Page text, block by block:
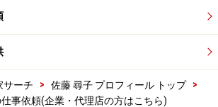
サーチ > 佐藤 尋子 プロフィール トップ
>
事依頼(企業・代理店の方はこちら)